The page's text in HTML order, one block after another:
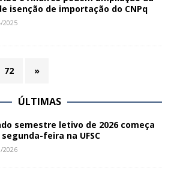
isenção de importação do CNPq
2025
72 »
ÚLTIMAS
semestre letivo de 2026 começa
feira na UFSC
2026